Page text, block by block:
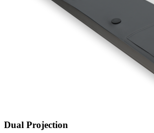
Dual Projection